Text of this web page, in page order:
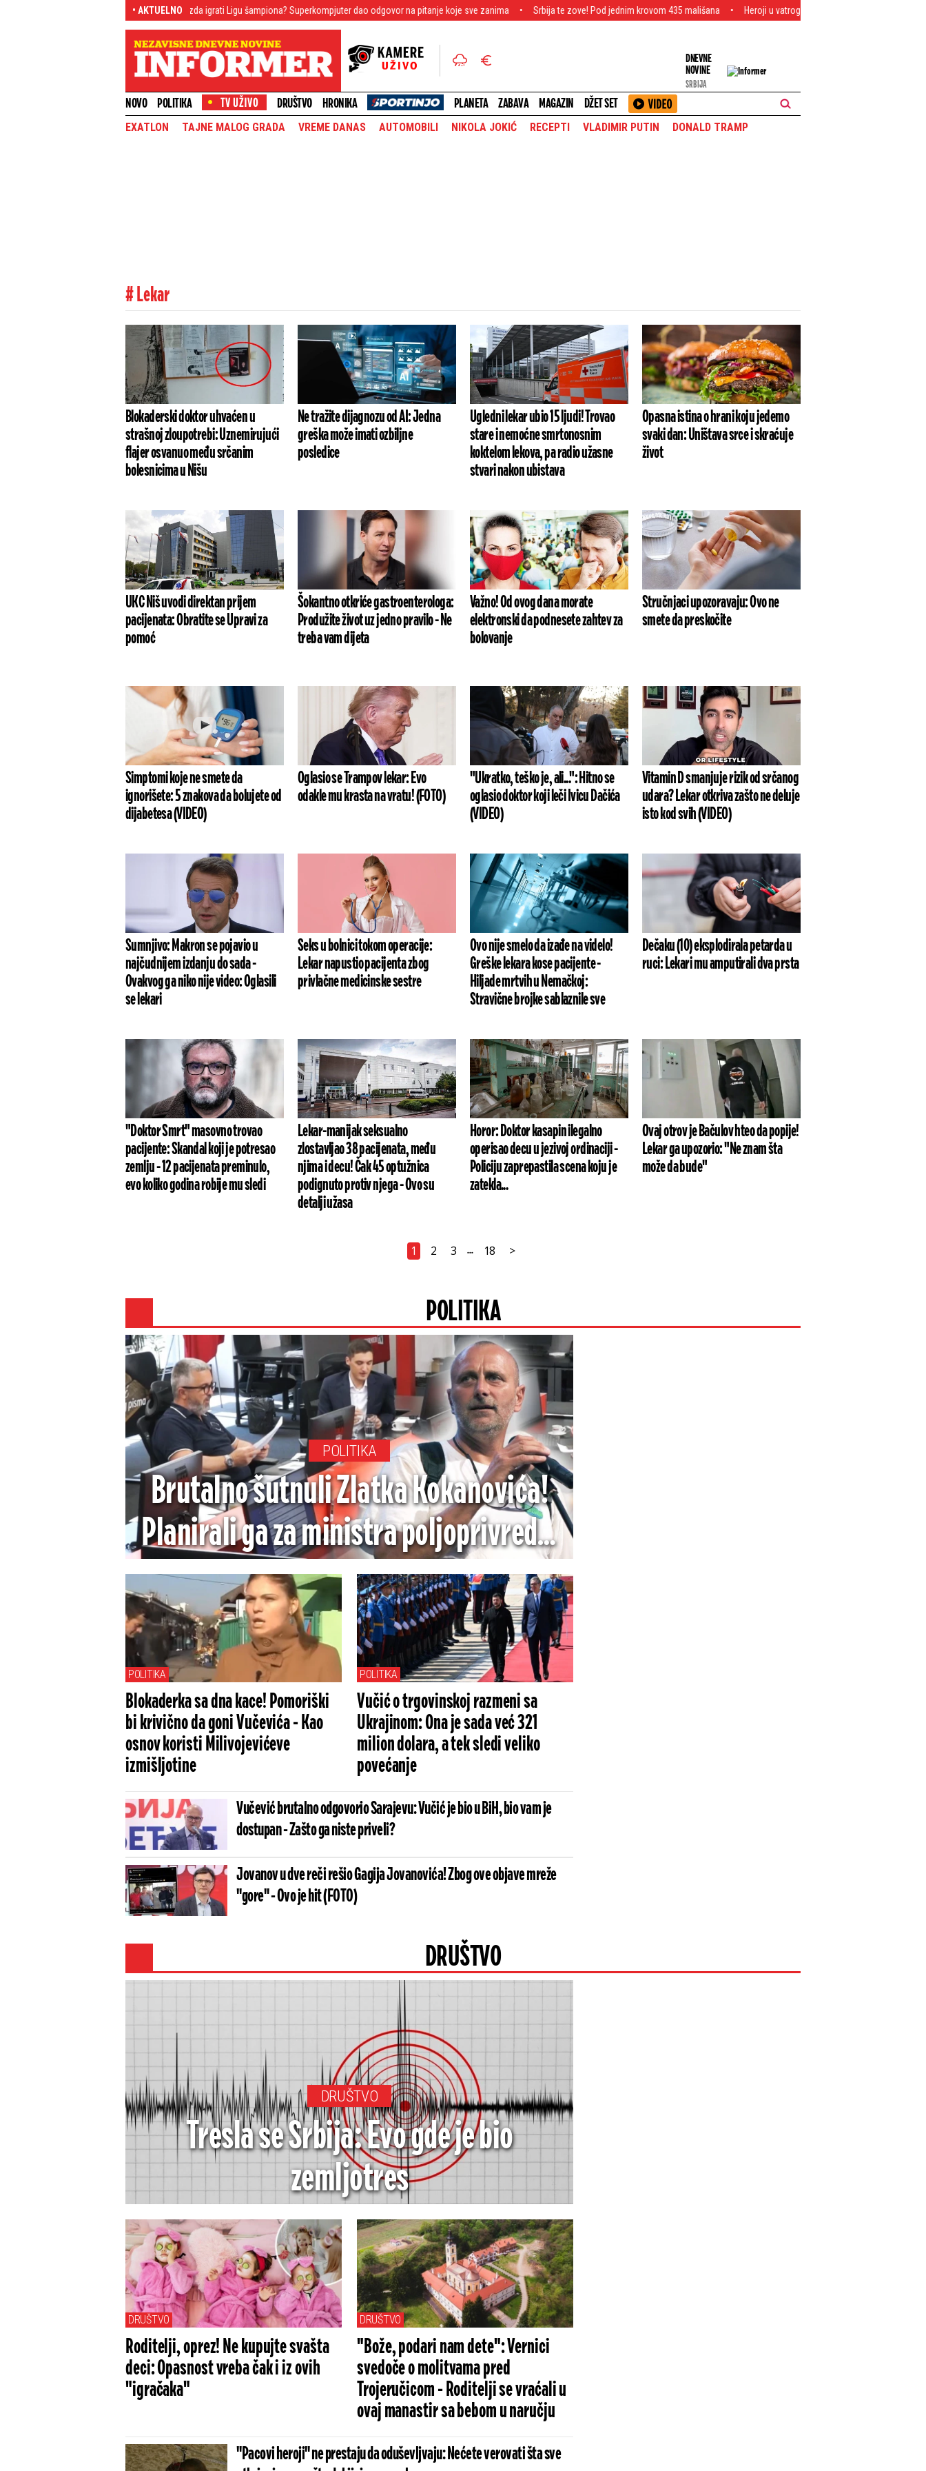
• AKTUELNO
Hoće li Zvezda igrati Ligu šampiona? Superkompjuter dao odgovor na pitanje koje sve zanima Srbija te zove! Pod jednim krovom 435 mališana Heroji u vatrogasnim uniformama! Naši ljudi se svim snagama
DNEVNE
NOVINE
SRBIJA
NOVO POLITIKA DRUŠTVO HRONIKA PLANETA ZABAVA MAGAZIN DŽET SET
EXATLON TAJNE MALOG GRADA VREME DANAS AUTOMOBILI NIKOLA JOKIĆ RECEPTI VLADIMIR PUTIN DONALD TRAMP
# Lekar
Blokaderski doktor uhvaćen u
strašnoj zloupotrebi: Uznemirujući
flajer osvanuo među srčanim
bolesnicima u Nišu
Ne tražite dijagnozu od AI: Jedna
greška može imati ozbiljne
posledice
Ugledni lekar ubio 15 ljudi! Trovao
stare i nemoćne smrtonosnim
koktelom lekova, pa radio užasne
stvari nakon ubistava
Opasna istina o hrani koju jedemo
svaki dan: Uništava srce i skraćuje
život
UKC Niš uvodi direktan prijem
pacijenata: Obratite se Upravi za
pomoć
Šokantno otkriće gastroenterologa:
Produžite život uz jedno pravilo - Ne
treba vam dijeta
Važno! Od ovog dana morate
elektronski da podnesete zahtev za
bolovanje
Stručnjaci upozoravaju: Ovo ne
smete da preskočite
Simptomi koje ne smete da
ignorišete: 5 znakova da bolujete od
dijabetesa (VIDEO)
Oglasio se Trampov lekar: Evo
odakle mu krasta na vratu! (FOTO)
"Ukratko, teško je, ali...": Hitno se
oglasio doktor koji leči Ivicu Dačića
(VIDEO)
Vitamin D smanjuje rizik od srčanog
udara? Lekar otkriva zašto ne deluje
isto kod svih (VIDEO)
Sumnjivo: Makron se pojavio u
najčudnijem izdanju do sada -
Ovakvog ga niko nije video: Oglasili
se lekari
Seks u bolnici tokom operacije:
Lekar napustio pacijenta zbog
privlačne medicinske sestre
Ovo nije smelo da izađe na videlo!
Greške lekara kose pacijente -
Hiljade mrtvih u Nemačkoj:
Stravične brojke sablaznile sve
Dečaku (10) eksplodirala petarda u
ruci: Lekari mu amputirali dva prsta
"Doktor Smrt" masovno trovao
pacijente: Skandal koji je potresao
zemlju - 12 pacijenata preminulo,
evo koliko godina robije mu sledi
Lekar-manijak seksualno
zlostavljao 38 pacijenata, među
njima i decu! Čak 45 optužnica
podignuto protiv njega - Ovo su
detalji užasa
Horor: Doktor kasapin ilegalno
operisao decu u jezivoj ordinaciji -
Policiju zaprepastila scena koju je
zatekla...
Ovaj otrov je Bačulov hteo da popije!
Lekar ga upozorio: "Ne znam šta
može da bude"
1 2 3 ... 18 >
POLITIKA
POLITIKA
Brutalno šutnuli Zlatka Kokanovića!
Planirali ga za ministra poljoprivrede,
pa ga ekspresno vetirali zbog žute
knjižice (FOTO/VIDEO)
POLITIKA
Blokaderka sa dna kace! Pomoriški
bi krivično da goni Vučevića - Kao
osnov koristi Milivojevićeve
izmišljotine
POLITIKA
Vučić o trgovinskoj razmeni sa
Ukrajinom: Ona je sada već 321
milion dolara, a tek sledi veliko
povećanje
Vučević brutalno odgovorio Sarajevu: Vučić je bio u BiH, bio vam je
dostupan - Zašto ga niste priveli?
Jovanov u dve reči rešio Gagija Jovanovića! Zbog ove objave mreže
"gore" - Ovo je hit (FOTO)
DRUŠTVO
DRUŠTVO
Tresla se Srbija: Evo gde je bio
zemljotres
DRUŠTVO
Roditelji, oprez! Ne kupujte svašta
deci: Opasnost vreba čak i iz ovih
"igračaka"
DRUŠTVO
"Bože, podari nam dete": Vernici
svedoče o molitvama pred
Trojeručicom - Roditelji se vraćali u
ovaj manastir sa bebom u naručju
"Pacovi heroji" ne prestaju da oduševljvaju: Nećete verovati šta sve